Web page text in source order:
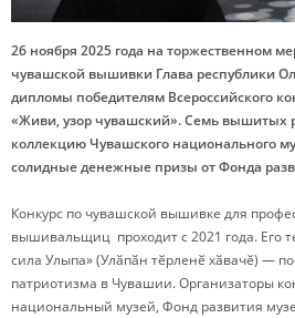
26 ноября 2025 года на торжественном
чувашской вышивки Глава республики
дипломы победителям Всероссийского
«Живи, узор чувашский». Семь вышитых
коллекцию Чувашского национального
солидные денежные призы от Фонда
Конкурс по чувашской вышивке для
вышивальщиц проходит с 2021 года. Его
сила Улыпа» (Улӑпӑн тӗрленӗ хӑвачӗ) —
патриотизма в Чувашии. Организаторы
национальный музей, Фонд развития